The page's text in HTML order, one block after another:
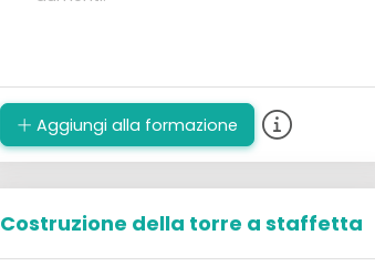
Aggiungi alla formazione
Costruzione della torre a staffetta